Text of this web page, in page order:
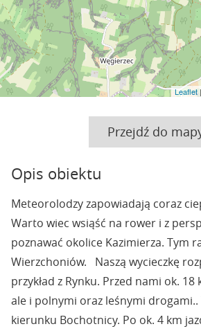
Leaflet
Przejdź do
Opis obiektu
Meteorolodzy zapowiadają coraz
Warto wiec wsiąść na rower i z
poznawać okolice Kazimierza. Tym
Wierzchoniów. Naszą wycieczkę
przykład z Rynku. Przed nami ok.
ale i polnymi oraz leśnymi drogami..
kierunku Bochotnicy. Po ok. 4 km